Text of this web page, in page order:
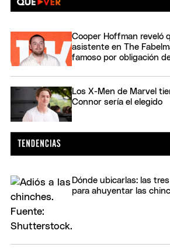
Cooper Hoffman reveló
asistente en The
famoso por obligación
Los X-Men de Marvel
Connor sería el elegido
Dónde ubicarlas: las
para ahuyentar las